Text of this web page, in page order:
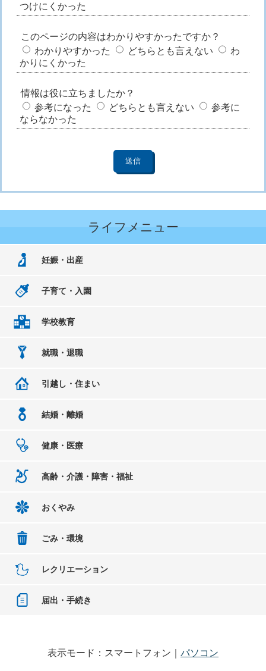
つけにくかった
このページの内容はわかりやすかったですか？
わかりやすかった
どちらとも言えない
わ
かりにくかった
情報は役に立ちましたか？
参考になった
どちらとも言えない
参考に
ならなかった
ライフメニュー
妊娠・出産
子育て・入園
学校教育
就職・退職
引越し・住まい
結婚・離婚
健康・医療
高齢・介護・障害・福祉
おくやみ
ごみ・環境
レクリエーション
届出・手続き
表示モード：スマートフォン｜ パソコン